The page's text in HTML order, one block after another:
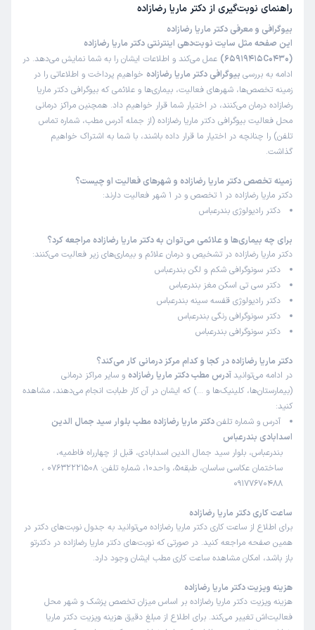
راضیه
این پزشک را پیشنهاد میکنم
زمان انتظار:0-15 دقیقه
بسیار عالی
علت مراجعه: سونو شکم و لگن
این پزشک را پیشنهاد میکنم
زمان انتظار:0-15 دقیقه
سلام، واقعا دستشون دردنکنه، من چند جا سونو رفتم نتونستن
تشخیص بدن مشکل منو، اما خانم دکتر تونستن بموقع
تشخیص بدن
علت مراجعه: سونوگرافی‌های تشخیصی (مانند سونوگرافی شکم و لگن)
این پزشک را پیشنهاد میکنم
خیلی عالی
کاربر دکترتو
این پزشک را پیشنهاد میکنم
زمان انتظار:0-15 دقیقه
ضمن تشکر از دکتر و کار کنانشان
کاربر دکترتو
کاربر آزاد
(
1403/04/31
راهنمای نوبت‌گیری از دکتر ماریا رضازاده
بیوگرافی و معرفی دکتر ماریا رضازاده
این صفحه مثل سایت نوبت‌دهی اینترنتی دکتر ماریا رضازاده
(65919415C0430)
عمل می‌کند و اطلاعات ایشان را به شما نمایش می‌دهد. در
ادامه به بررسی بیوگرافی دکتر ماریا رضازاده خواهیم پرداخت و اطلاعاتی را در
زمینه تخصص‌ها، شهرهای فعالیت، بیماری‌ها و علائمی که بیوگرافی دکتر ماریا
رضازاده درمان می‌کنند، در اختیار شما قرار خواهیم داد. همچنین مراکز درمانی
محل فعالیت بیوگرافی دکتر ماریا رضازاده (از جمله آدرس مطب، شماره تماس
تلفن) را چنانچه در اختیار ما قرار داده باشند، با شما به اشتراک خواهیم
گذاشت.
زمینه تخصص دکتر ماریا رضازاده و شهرهای فعالیت او چیست؟
دکتر ماریا رضازاده در 1 تخصص و در 1 شهر فعالیت دارند:
دکتر رادیولوژی بندرعباس
برای چه بیماری‌ها و علائمی می‌توان به دکتر ماریا رضازاده مراجعه کرد؟
دکتر ماریا رضازاده در تشخیص و درمان علائم و بیماری‌های زیر فعالیت می‌کنند:
دکتر سونوگرافی شکم و لگن بندرعباس
دکتر سی تی اسکن مغز بندرعباس
دکتر رادیولوژی قفسه سینه بندرعباس
دکتر سونوگرافی رنگی بندرعباس
دکتر سونوگرافی بندرعباس
دکتر ماریا رضازاده در کجا و کدام مرکز درمانی کار می‌کند؟
در ادامه می‌توانید آدرس مطب دکتر ماریا رضازاده و سایر مراکز درمانی
(بیمارستان‌ها، کلینیک‌ها و …) که ایشان در آن کار طبابت انجام می‌دهند، مشاهده
کنید:
آدرس و شماره تلفندکتر ماریا رضازاده مطب بلوار سید جمال الدین
اسدابادی بندرعباس
بندرعباس، بلوار سید جمال الدین اسدابادی، قبل از چهارراه فاطمیه،
ساختمان عکاسی ساسان، طبقه5، واحد10، شماره تلفن: 07632221508 ،
09177670488
ساعت کاری دکتر ماریا رضازاده
برای اطلاع از ساعت کاری دکتر ماریا رضازاده می‌توانید به جدول نوبت‌های دکتر در
همین صفحه مراجعه کنید. در صورتی که نوبت‌های دکتر ماریا رضازاده در دکترتو
باز باشد، امکان مشاهده ساعت کاری مطب ایشان وجود دارد.
هزینه ویزیت دکتر ماریا رضازاده
هزینه ویزیت دکتر ماریا رضازاده بر اساس میزان تخصص پزشک و شهر محل
فعالیت‌اش تغییر می‌کند. برای اطلاع از مبلغ دقیق هزینه ویزیت دکتر ماریا